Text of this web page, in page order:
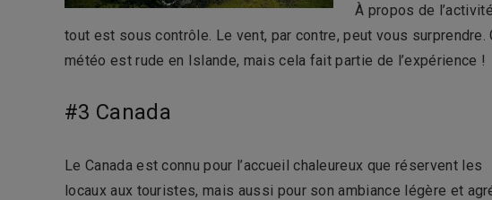
À propos de
tout est sous contrôle. Le vent, par contre, peut vous surprendre.
météo est rude en Islande, mais cela fait partie de l’expérience !
#3 Canada
Le Canada est connu pour l’accueil chaleureux que réservent les
locaux aux touristes, mais aussi pour son ambiance légère et